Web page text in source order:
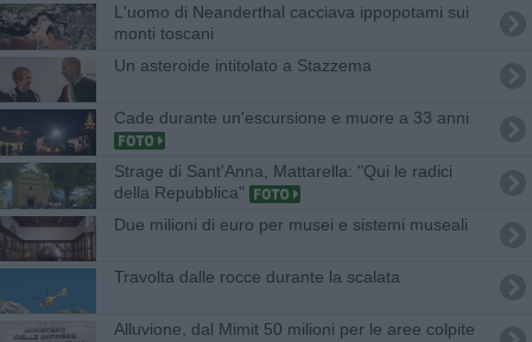
L'uomo di Neanderthal cacciava ippopotami sui
monti toscani
Un asteroide intitolato a Stazzema
Cade durante un'escursione e muore a 33 anni
Strage di Sant'Anna, Mattarella: "Qui le radici
della Repubblica"
Due milioni di euro per musei e sistemi museali
Travolta dalle rocce durante la scalata
Alluvione, dal Mimit 50 milioni per le aree colpite